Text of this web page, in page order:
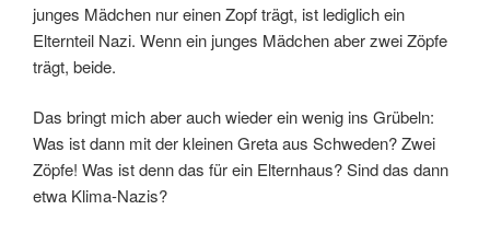
junges Mädchen nur einen Zopf trägt, ist lediglich ein
Elternteil Nazi. Wenn ein junges Mädchen aber zwei Zöpfe
trägt, beide.
Das bringt mich aber auch wieder ein wenig ins Grübeln:
Was ist dann mit der kleinen Greta aus Schweden? Zwei
Zöpfe! Was ist denn das für ein Elternhaus? Sind das dann
etwa Klima-Nazis?